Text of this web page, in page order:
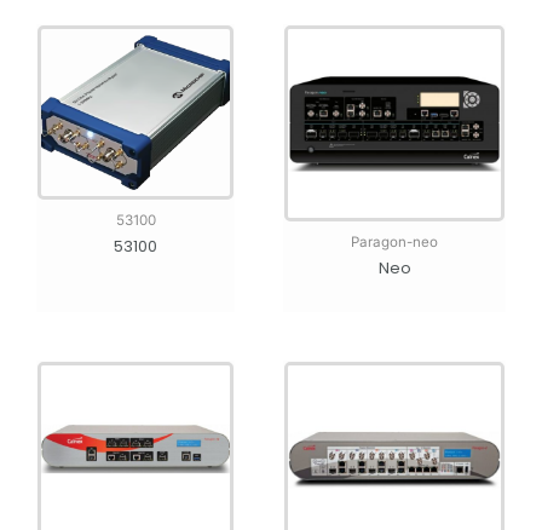
53100
53100 Paragon-neo
Neo